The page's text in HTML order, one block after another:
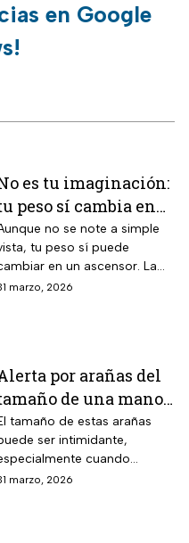
en Google
es tu imaginación:
peso sí cambia en
ascensor y la
lo explica
no se note a simple
tu peso sí puede
en un ascensor. La
explica por qué ocurre
marzo, 2026
por arañas del
de una mano
invaden EUA
tamaño de estas arañas
ser intimidante,
cuando
cerca de viviendas,
marzo, 2026